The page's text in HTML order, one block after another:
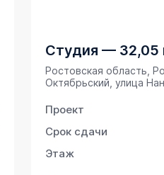
Студия — 32,05
Ростовская область,
Октябрьский, улица
Проект
Срок сдачи
Этаж